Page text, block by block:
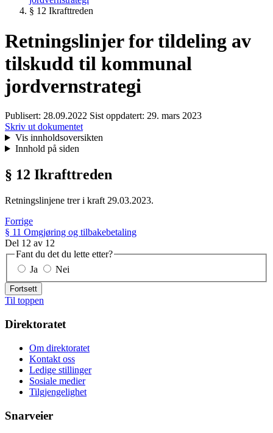
§ 12 Ikrafttreden
Retningslinjer for tildeling av
tilskudd til kommunal
jordvernstrategi
Publisert: 28.09.2022 Sist oppdatert: 29. mars 2023
Skriv ut dokumentet
Vis innholdsoversikten
Innhold på siden
§ 12 Ikrafttreden
Retningslinjene trer i kraft 29.03.2023.
Forrige
§ 11 Omgjøring og tilbakebetaling
Del 12 av 12
Fant du det du lette etter?
Ja
Nei
Fortsett
Til toppen
Direktoratet
Om direktoratet
Kontakt oss
Ledige stillinger
Sosiale medier
Tilgjengelighet
Snarveier